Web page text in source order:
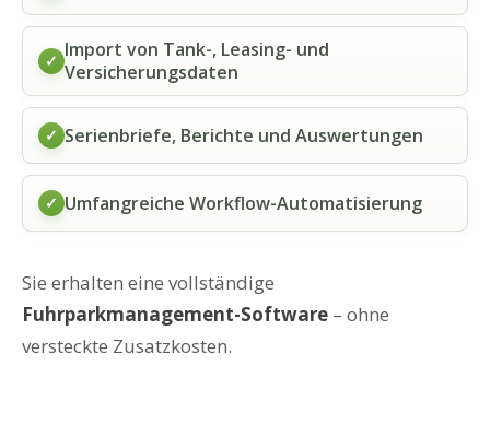
✓ Import von Tank-, Leasing- und
Versicherungsdaten
✓ Serienbriefe, Berichte und Auswertungen
✓ Umfangreiche Workflow-Automatisierung
Sie erhalten eine vollständige
Fuhrparkmanagement-Software – ohne
versteckte Zusatzkosten.